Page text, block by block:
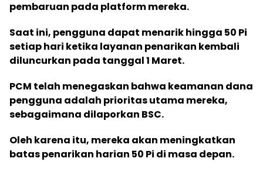
pembaruan pada platform mereka.
Saat ini, pengguna dapat menarik hingga 50 Pi
setiap hari ketika layanan penarikan kembali
diluncurkan pada tanggal 1 Maret.
PCM telah menegaskan bahwa keamanan dana
pengguna adalah prioritas utama mereka,
sebagaimana dilaporkan BSC.
Oleh karena itu, mereka akan meningkatkan
batas penarikan harian 50 Pi di masa depan.